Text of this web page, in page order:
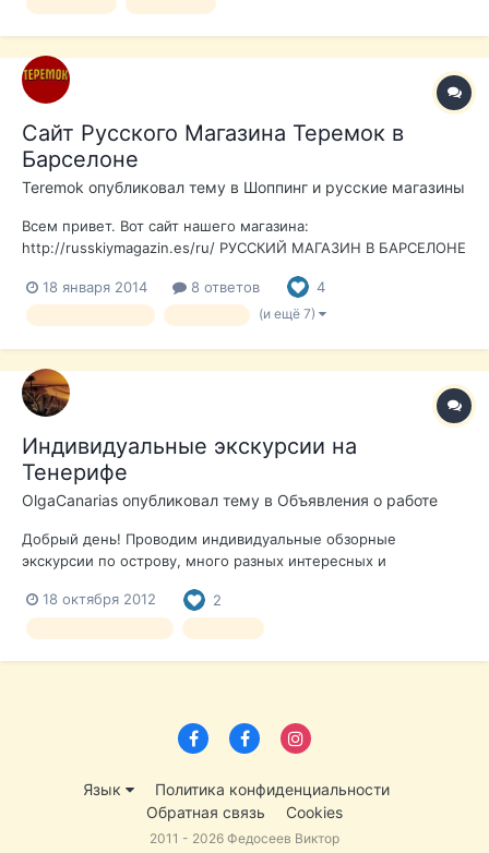
Сайт Русского Магазина Теремок в
Барселоне
Teremok опубликовал тему в Шоппинг и русские магазины
Всем привет. Вот сайт нашего магазина:
http://russkiymagazin.es/ru/ РУССКИЙ МАГАЗИН В БАРСЕЛОНЕ
TEREMOK вы можете купить русские продукты, деликатесы и
сувениры из России . Здесь Вы найдёте широкий выбор
18 января 2014 8 ответов 4
(и ещё 7)
Индивидуальные экскурсии на
Тенерифе
OlgaCanarias опубликовал тему в Объявления о работе
Добрый день! Проводим индивидуальные обзорные
экскурсии по острову, много разных интересных и
Спуск в ущелье Маска. Поездка в Пуэрто де ла крус на целый
день с посещением Лоро Парка. Шоппинг-тур (лучшие
18 октября 2012 2
Язык
Политика конфиденциальности
Обратная связь
Cookies
2011 - 2026 Федосеев Виктор